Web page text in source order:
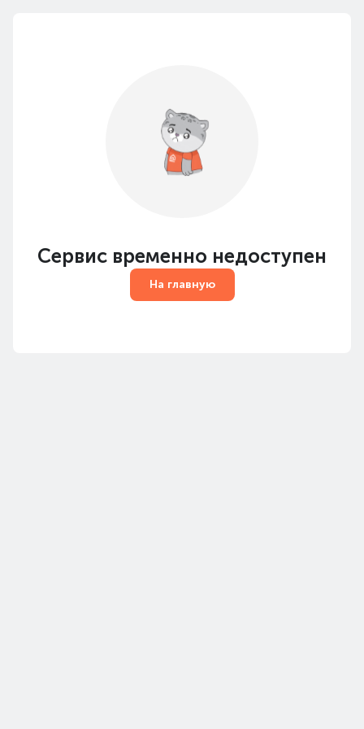
Сервис временно недоступен
На главную